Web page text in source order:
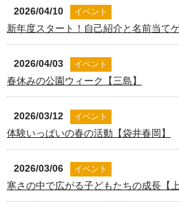
2026/04/10 イベント
新年度スタート！自己紹介と名前当て
2026/04/03 イベント
春休みの公園ウィーク【三島】
2026/03/12 イベント
体験いっぱいの春の活動【袋井春岡】
2026/03/06 イベント
寒さの中で広がる子どもたちの成長【上